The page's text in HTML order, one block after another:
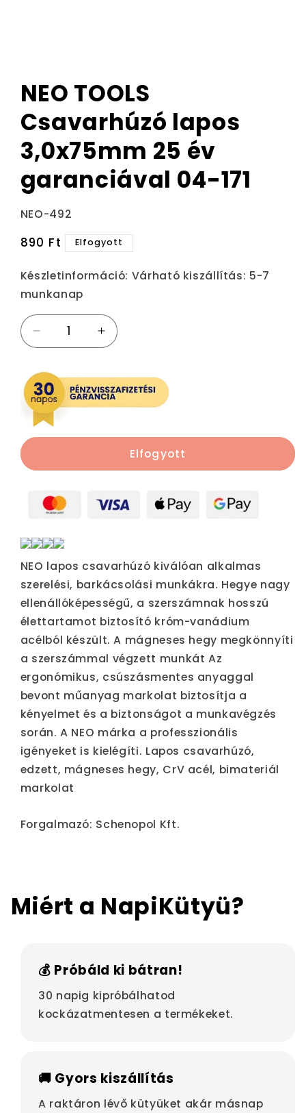
NEO TOOLS
Csavarhúzó lapos
3,0x75mm 25 év
garanciával 04-171
Termékváltozat:
NEO-492
Normál
890 Ft Elfogyott
Készletinformáció: Várható kiszállítás: 5-7
munkanap
TOOLS
lapos
3,0x75mm
év
171
csökkentése
NEO
TOOLS
lapos
3,0x75mm
25
171
növelése
Elfogyott
NEO lapos csavarhúzó kiválóan alkalmas
szerelési, barkácsolási munkákra. Hegye nagy
ellenállóképességű, a szerszámnak hosszú
élettartamot biztosító króm-vanádium
acélból készült. A mágneses hegy megkönnyíti
a szerszámmal végzett munkát Az
ergonómikus, csúszásmentes anyaggal
bevont műanyag markolat biztosítja a
kényelmet és a biztonságot a munkavégzés
során. A NEO márka a professzionális
igényeket is kielégíti. Lapos csavarhúzó,
edzett, mágneses hegy, CrV acél, bimateriál
markolat
Forgalmazó: Schenopol Kft.
Miért a NapiKütyü?
💰 Próbáld ki bátran!
30 napig kipróbálhatod
kockázatmentesen a termékeket.
🚚 Gyors kiszállítás
A raktáron lévő kütyüket akár másnap